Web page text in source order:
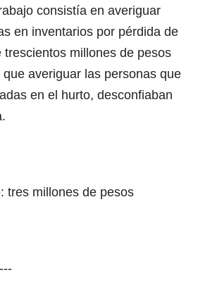
consistía en averiguar
en inventarios por pérdida de
trescientos millones de pesos
averiguar las personas que
en el hurto, desconfiaban
tres millones de pesos